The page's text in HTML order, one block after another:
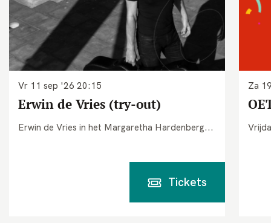
Vr 11 sep '26 20:15
Erwin de Vries (try-out)
Erwin de Vries in het Margaretha Hardenberg...
Tickets
Za